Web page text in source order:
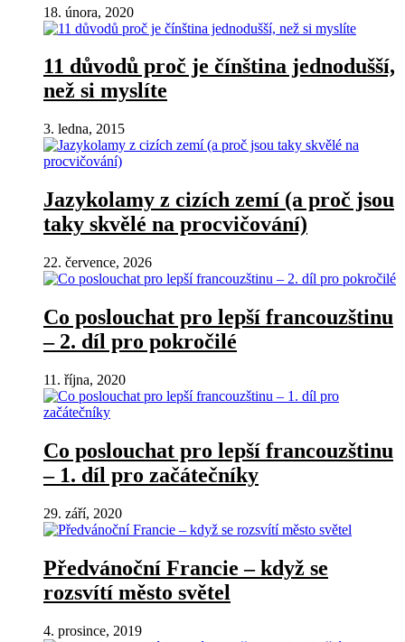
18. února, 2020
11 důvodů proč je čínština jednodušší,
než si myslíte
3. ledna, 2015
Jazykolamy z cizích zemí (a proč jsou
taky skvělé na procvičování)
22. července, 2026
Co poslouchat pro lepší francouzštinu
– 2. díl pro pokročilé
11. října, 2020
Co poslouchat pro lepší francouzštinu
– 1. díl pro začátečníky
29. září, 2020
Předvánoční Francie – když se
rozsvítí město světel
4. prosince, 2019